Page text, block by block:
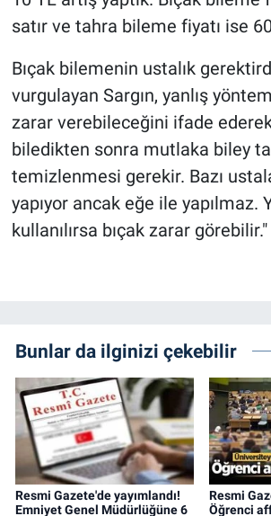
satır ve tahra bileme fiyatı ise
Bıçak bilemenin ustalık
vurgulayan Sargın, yanlış
zarar verebileceğini ifade
biledikten sonra mutlaka biley
temizlenmesi gerekir. Bazı
yapıyor ancak eğe ile yapılmaz.
kullanılırsa bıçak zarar
Bunlar da ilginizi çekebilir
Resmi Gazete'de yayımlandı!
Emniyet Genel Müdürlüğüne 6
Resmi
Öğrenci